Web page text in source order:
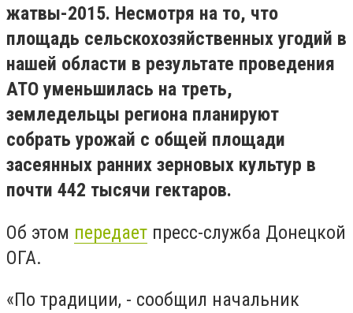
жатвы-2015. Несмотря на то, что
площадь сельскохозяйственных угодий в
нашей области в результате проведения
АТО уменьшилась на треть,
земледельцы региона планируют
собрать урожай с общей площади
засеянных ранних зерновых культур в
почти 442 тысячи гектаров.
Об этом передает пресс-служба Донецкой
ОГА.
«По традиции, - сообщил начальник